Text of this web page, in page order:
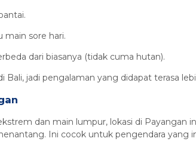
main sore hari.
dari biasanya (tidak cuma hutan).
Bali, jadi pengalaman yang didapat terasa
dan main lumpur, lokasi di Payangan
Ini cocok untuk pengendara yang